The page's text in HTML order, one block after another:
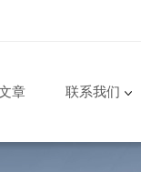
章 联系我们